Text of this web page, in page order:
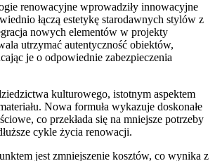
renowacyjne wprowadziły innowacyjne
łączą estetykę starodawnych stylów z
nowych elementów w projekty
utrzymać autentyczność obiektów,
je o odpowiednie zabezpieczenia
kulturowego, istotnym aspektem
Nowa formuła wykazuje doskonałe
co przekłada się na mniejsze potrzeby
cykle życia renowacji.
jest zmniejszenie kosztów, co wynika z